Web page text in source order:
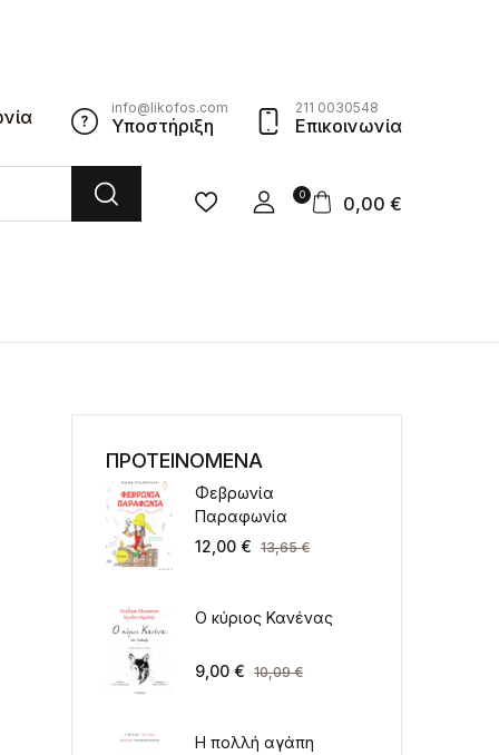
info@likofos.com
Υποστήριξη
211 0030548
Επικοινωνία
0 0,00 €
ΠΡΟΤΕΙΝΟΜΕΝΑ
Φεβρωνία
Παραφωνία
12,00 € 13,65€
Ο κύριος Κανένας
9,00 € 10,09€
Η πολλή αγάπη